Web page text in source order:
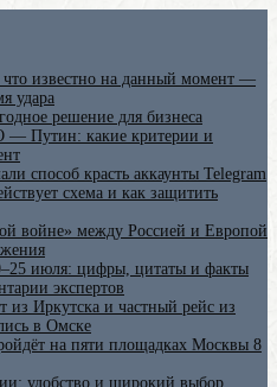
известно на данный момент —
удара
решение для бизнеса
— Путин: какие критерии и
способ красть аккаунты Telegram
схема и как защитить
войне» между Россией и Европой
июля: цифры, цитаты и факты
экспертов
из Иркутска и частный рейс из
в Омске
на пяти площадках Москвы 8
удобство и широкий выбор